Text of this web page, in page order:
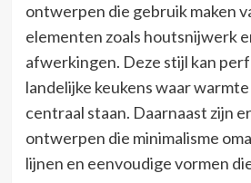
ontwerpen die gebruik maken
elementen zoals houtsnijwerk
afwerkingen. Deze stijl kan
landelijke keukens waar
centraal staan. Daarnaast zijn
ontwerpen die minimalisme
lijnen en eenvoudige vormen